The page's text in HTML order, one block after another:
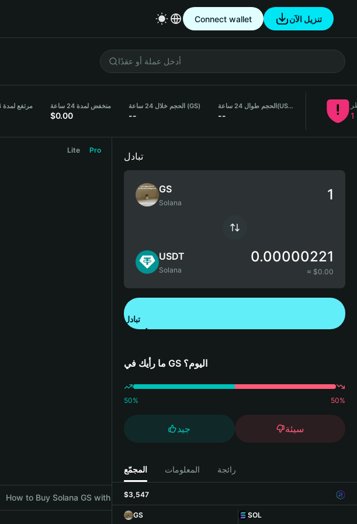
Connect wallet تنزيل الآن
مرتفع لمدة 24 ساعة منخفض لمدة 24 ساعة
$0.00
الحجم خلال 24 ساعة (GS)
--
الحجم طوال 24 ساعة(USDT)
-- 1
Lite Pro
How to Buy Solana GS with Bitget Wallet
تبادل
GS
Solana
USDT
Solana
0.00000221
≈ $0.00
تبادل
ما رأيك في GS اليوم؟
50% 50%
جيد سيئة
المجمّع المعلومات رائجة
$3,547
GS
SOL